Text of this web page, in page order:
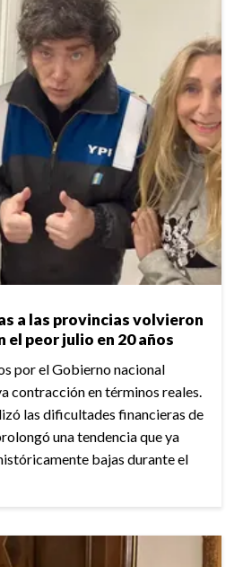
a las provincias volvieron
el peor julio en 20 años
por el Gobierno nacional
contracción en términos reales.
las dificultades financieras de
una tendencia que ya
bajas durante el